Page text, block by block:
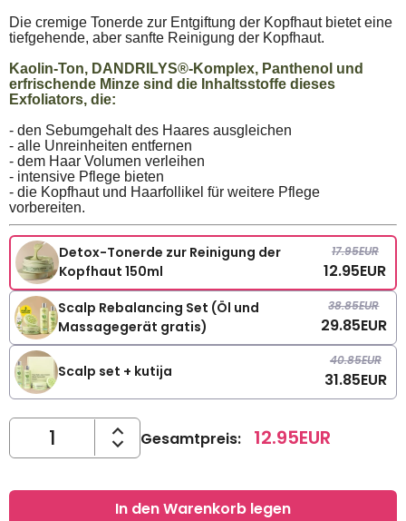
Die cremige Tonerde zur Entgiftung der Kopfhaut bietet eine
tiefgehende, aber sanfte Reinigung der Kopfhaut.
Kaolin-Ton, DANDRILYS®-Komplex, Panthenol und
erfrischende Minze sind die Inhaltsstoffe dieses
Exfoliators, die:
- den Sebumgehalt des Haares ausgleichen
- alle Unreinheiten entfernen
- dem Haar Volumen verleihen
- intensive Pflege bieten
- die Kopfhaut und Haarfollikel für weitere Pflege
vorbereiten.
Detox-Tonerde zur Reinigung der
Kopfhaut 150ml
17.95EUR
12.95EUR
Scalp Rebalancing Set (Öl und
Massagegerät gratis)
38.85EUR
29.85EUR
Scalp set + kutija
40.85EUR
31.85EUR
Gesamtpreis: 12.95EUR
In den Warenkorb legen